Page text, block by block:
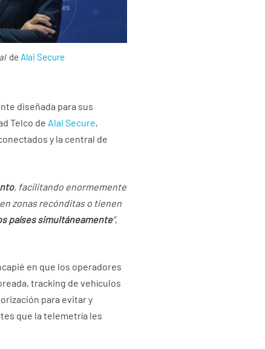
de Alai Secure
diseñada para sus
Telco de Alai Secure,
y la central de
, facilitando enormemente
zonas recónditas o tienen
países simultáneamente”,
en que los operadores
tracking de vehículos
para evitar y
que la telemetría les